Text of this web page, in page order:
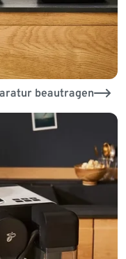
beautragen